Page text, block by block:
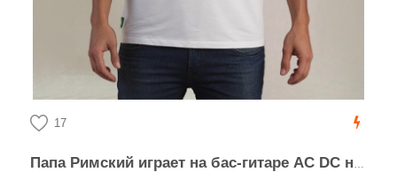
17
Папа Римский играет на бас-гитаре AC DC на фиолетовом фоне